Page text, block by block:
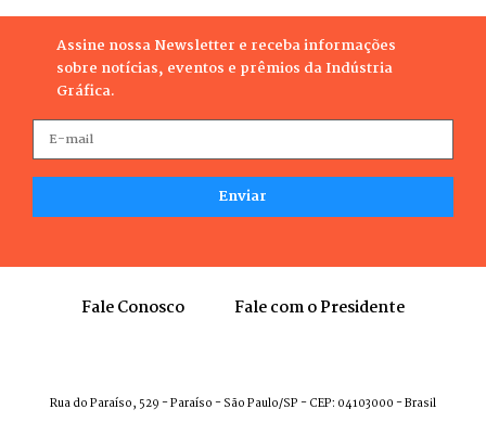
Assine nossa Newsletter e receba informações
sobre notícias, eventos e prêmios da Indústria
Gráfica.
Fale Conosco Fale com o Presidente
Rua do Paraíso, 529 - Paraíso - São Paulo/SP - CEP: 04103000 - Brasil